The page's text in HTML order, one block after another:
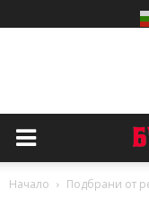
Начало Подбрани от